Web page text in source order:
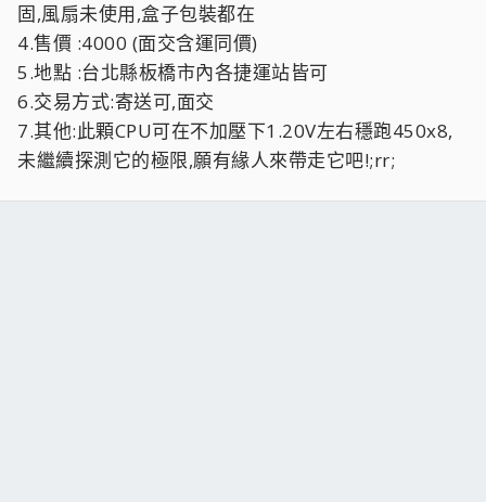
固,風扇未使用,盒子包裝都在
4.售價 :4000 (面交含運同價)
5.地點 :台北縣板橋市內各捷運站皆可
6.交易方式:寄送可,面交
7.其他:此顆CPU可在不加壓下1.20V左右穩跑450x8,
未繼續探測它的極限,願有緣人來帶走它吧!;rr;